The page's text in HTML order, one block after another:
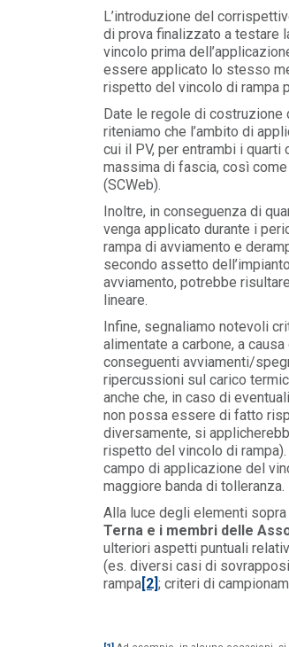
L’introduzione del
di prova finalizzato a testare
vincolo prima
essere applicato lo stesso
rispetto del vincolo di rampa
Date le regole di
riteniamo che l’ambito di
cui il PV, per entrambi i
massima di fascia, così
(SCWeb).
Inoltre, in conseguenza di
venga applicato durante i
rampa di avviamento e
secondo assetto
avviamento, potrebbe
lineare.
Infine, segnaliamo notevoli
alimentate a carbone, a
conseguenti avviamenti/
ripercussioni sul carico
anche che, in caso di
non possa essere di fatto
diversamente, si
rispetto del vincolo di
campo di applicazione del
maggiore banda di tolleranza.
Alla luce degli elementi
Terna e i membri delle
ulteriori aspetti puntuali
(es. diversi casi di
rampa [2] ; criteri di